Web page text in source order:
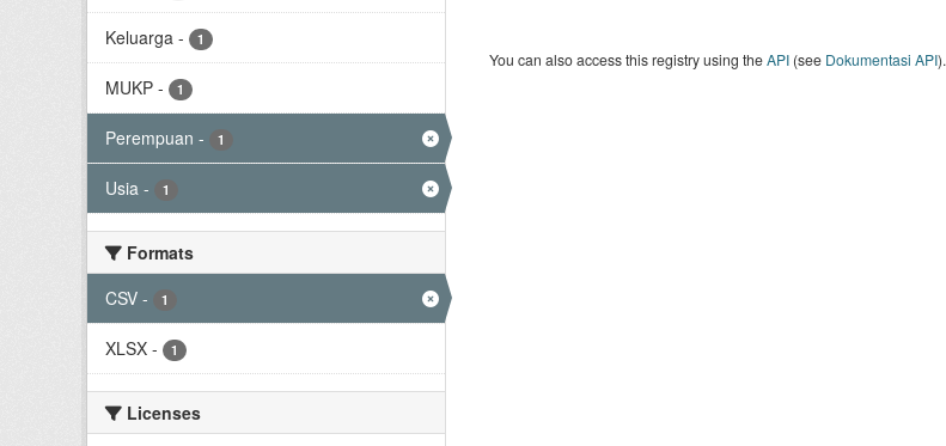
Keluarga - 1
MUKP - 1
Perempuan - 1
Usia - 1
Formats
CSV - 1
XLSX - 1
Licenses
You can also access this registry using theAPI(see Dokumentasi API).